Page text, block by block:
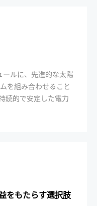
ールに、先進的な太陽
を組み合わせること
続的で安定した電力
をもたらす選択肢